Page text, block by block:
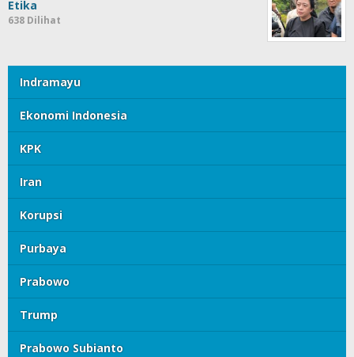
Etika
638 Dilihat
Indramayu
Ekonomi Indonesia
KPK
Iran
Korupsi
Purbaya
Prabowo
Trump
Prabowo Subianto